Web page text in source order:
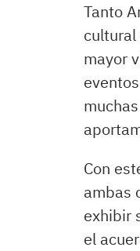
Tanto
mayor
Con
ambas
exhibir
el